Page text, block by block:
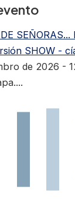
SEÑORAS...
SHOW -
de 2026 -